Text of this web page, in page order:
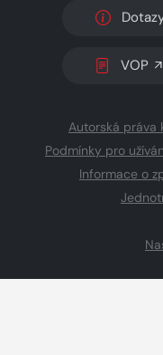
VOP
Autorská práva
Podmínky pro
Informace o